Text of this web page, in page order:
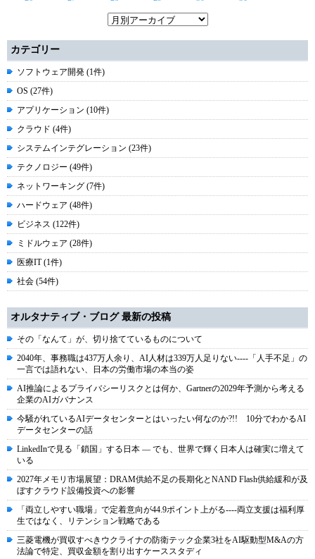
カテゴリー
ソフトウェア開発 (1件)
OS (27件)
アプリケーション (10件)
クラウド (4件)
システムインテグレーション (23件)
テクノロジー (49件)
ネットワーキング (7件)
ハードウェア (48件)
ビジネス (122件)
ミドルウェア (28件)
医療IT (1件)
社会 (54件)
オルタナティブ・ブログ 最新の投稿
その「なんて」が、切り捨てているものについて
2040年、事務職は437万人余り、AI人材は339万人足りない----「人手不足」の
一言では語れない、日本の労働市場の本当の姿
AI推論によるプライバシーリスクとは何か、Gartnerの2029年予測から考える
企業のAIガバナンス
今騒がれているAIデータセンターとはいったい何なのか?!! 10分でわかるAI
データセンターの話
LinkedInで見る「鎖国」する日本 ― でも、世界で輝く日本人は確実に増えて
いる
2027年メモリ市場展望：DRAM供給不足の長期化とNAND Flash供給緩和が及
ぼすクラウド設備投資への影響
「両立しやすい職場」で定着意向が44.9ポイント上がる----両立支援は福利厚
生ではなく、リテンション戦略である
三菱電機が買収すべきウクライナの防衛テック企業3社をAI駆動型M&Aの方
法論で特定、買収金額を割り出すケーススタディ